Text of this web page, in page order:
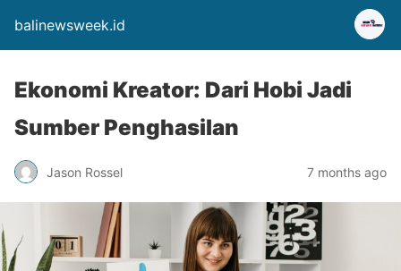
balinewsweek.id
Ekonomi Kreator: Dari Hobi Jadi
Sumber Penghasilan
Jason Rossel 7 months ago